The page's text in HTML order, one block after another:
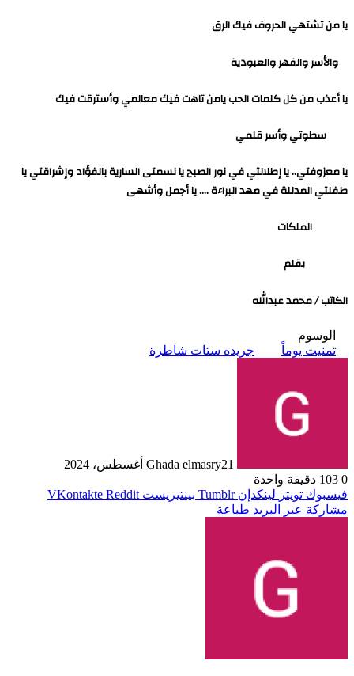
يا من تشتهي الحروف فيك الرق
والأسر والقهر والعبودية
يا أعذب من كل كلمات الحب يامن تاهت فيك معالمي وأسترقت فيك
سطوتي وأسر قلمي
يا معزوفتي.. يا إطلالتي في نور الصبح يا نسمتى السارية بالفؤاد وإشراقتي يا
طفلتي المدللة في مهد البراءة …. يا أجمل وأشهى
الملكات
بقلم
الكاتب / محمد عبدالله
الوسوم
تمنيت يوماً
جريده ستات شاطرة
Ghada elmasry21 أغسطس، 2024
0
دقيقة واحدة
فيسبوك تويتر لينكدإن بينتيريست
مشاركة عبر البريد طباعة